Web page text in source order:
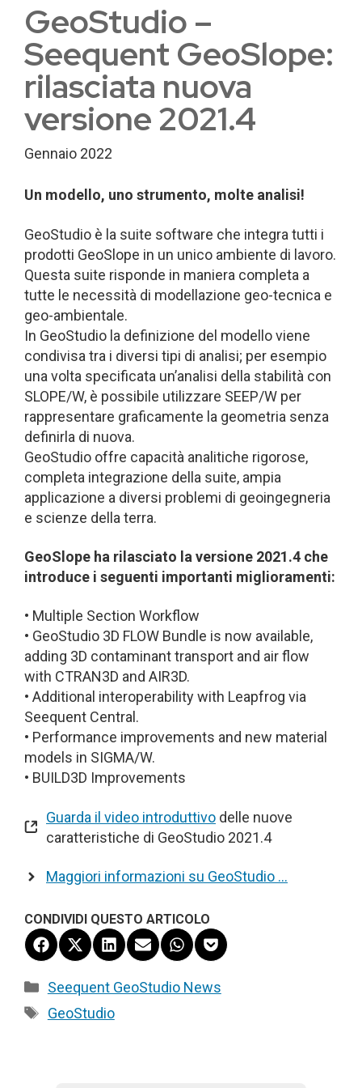
GeoStudio –
Seequent GeoSlope:
rilasciata nuova
versione 2021.4
Gennaio 2022
Un modello, uno strumento, molte analisi!
GeoStudio è la suite software che integra tutti i
prodotti GeoSlope in un unico ambiente di lavoro.
Questa suite risponde in maniera completa a
tutte le necessità di modellazione geo-tecnica e
geo-ambientale.
In GeoStudio la definizione del modello viene
condivisa tra i diversi tipi di analisi; per esempio
una volta specificata un’analisi della stabilità con
SLOPE/W, è possibile utilizzare SEEP/W per
rappresentare graficamente la geometria senza
definirla di nuova.
GeoStudio offre capacità analitiche rigorose,
completa integrazione della suite, ampia
applicazione a diversi problemi di geoingegneria
e scienze della terra.
GeoSlope ha rilasciato la versione 2021.4 che
introduce i seguenti importanti miglioramenti:
• Multiple Section Workflow
• GeoStudio 3D FLOW Bundle is now available,
adding 3D contaminant transport and air flow
with CTRAN3D and AIR3D.
• Additional interoperability with Leapfrog via
Seequent Central.
• Performance improvements and new material
models in SIGMA/W.
• BUILD3D Improvements
Guarda il video introduttivo delle nuove
caratteristiche di GeoStudio 2021.4
Maggiori informazioni su GeoStudio …
CONDIVIDI QUESTO ARTICOLO
Share
on
Facebook
Share
on
(Twitter)
Share
on
LinkedIn
Share
on
Email
Share
on
WhatsApp
Share
on
Categorie
Seequent GeoStudio News
Tag
GeoStudio